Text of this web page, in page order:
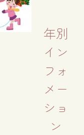
年別
イン
フォ
メー
ショ
ン